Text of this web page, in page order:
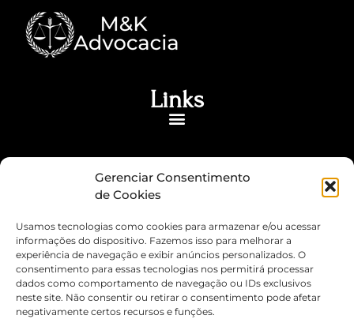
Gerenciar Consentimento
de Cookies
Usamos tecnologias como cookies para armazenar e/ou acessar
informações do dispositivo. Fazemos isso para melhorar a
experiência de navegação e exibir anúncios personalizados. O
consentimento para essas tecnologias nos permitirá processar
dados como comportamento de navegação ou IDs exclusivos
neste site. Não consentir ou retirar o consentimento pode afetar
negativamente certos recursos e funções.
Links
Contato
(41) 3606-4501
escritorio@mkadvocaciaespecializada.com
Rua Hélio Dalprá, nº 261, CEP: 83.407-400, Bairro
Guaraituba, Colombo- PR
Social